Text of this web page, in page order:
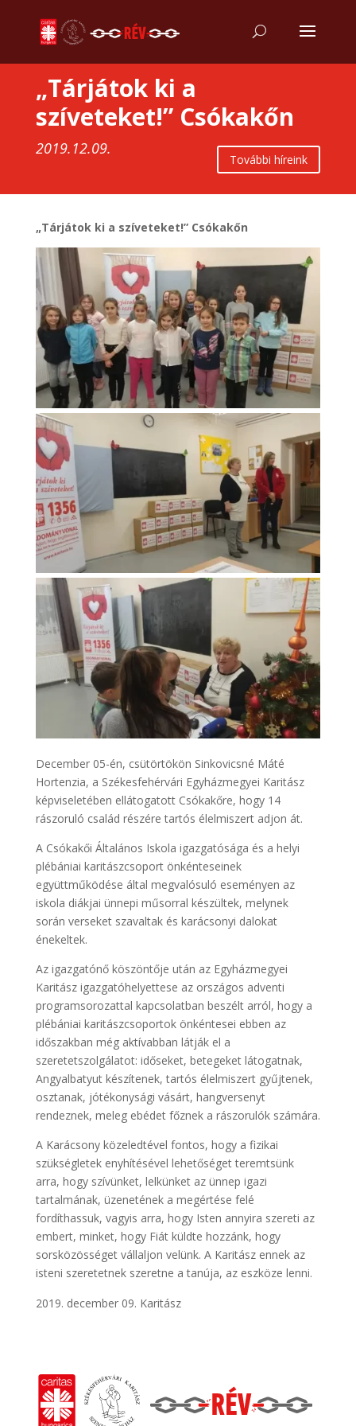
„Tárjátok ki a
szíveteket!” Csókakőn
2019.12.09.
További híreink
„Tárjátok ki a szíveteket!” Csókakőn
December 05-én, csütörtökön Sinkovicsné Máté
Hortenzia, a Székesfehérvári Egyházmegyei Karitász
képviseletében ellátogatott Csókakőre, hogy 14
rászoruló család részére tartós élelmiszert adjon át.
A Csókakői Általános Iskola igazgatósága és a helyi
plébániai karitászcsoport önkénteseinek
együttműködése által megvalósuló eseményen az
iskola diákjai ünnepi műsorral készültek, melynek
során verseket szavaltak és karácsonyi dalokat
énekeltek.
Az igazgatónő köszöntője után az Egyházmegyei
Karitász igazgatóhelyettese az országos adventi
programsorozattal kapcsolatban beszélt arról, hogy a
plébániai karitászcsoportok önkéntesei ebben az
időszakban még aktívabban látják el a
szeretetszolgálatot: időseket, betegeket látogatnak,
Angyalbatyut készítenek, tartós élelmiszert gyűjtenek,
osztanak, jótékonysági vásárt, hangversenyt
rendeznek, meleg ebédet főznek a rászorulók számára.
A Karácsony közeledtével fontos, hogy a fizikai
szükségletek enyhítésével lehetőséget teremtsünk
arra, hogy szívünket, lelkünket az ünnep igazi
tartalmának, üzenetének a megértése felé
fordíthassuk, vagyis arra, hogy Isten annyira szereti az
embert, minket, hogy Fiát küldte hozzánk, hogy
sorsközösséget vállaljon velünk. A Karitász ennek az
isteni szeretetnek szeretne a tanúja, az eszköze lenni.
december 09. Karitász